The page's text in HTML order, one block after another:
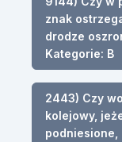
znak
drodze
Kategorie: B
2443) Czy
kolejowy,
podniesione,